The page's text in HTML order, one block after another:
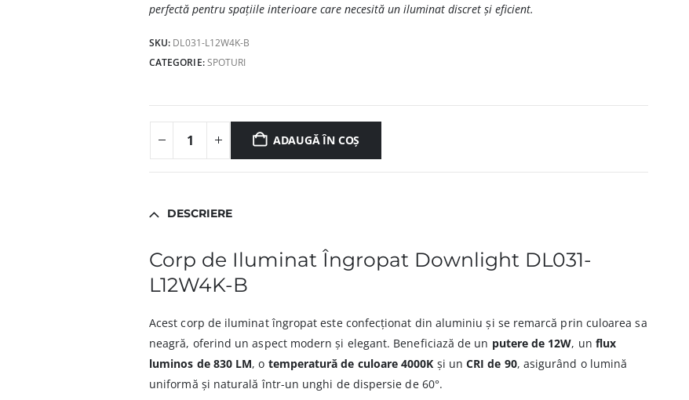
perfectă pentru spațiile interioare care necesită un iluminat discret și eficient.
SKU: DL031-L12W4K-B
CATEGORIE:SPOTURI
ADAUGĂ ÎN COȘ
DESCRIERE
Corp de Iluminat Îngropat Downlight DL031-
L12W4K-B
Acest corp de iluminat îngropat este confecționat din aluminiu și se remarcă prin culoarea sa
neagră, oferind un aspect modern și elegant. Beneficiază de un putere de 12W, un flux
luminos de 830 LM, o temperatură de culoare 4000K și unCRI de 90, asigurând o lumină
uniformă și naturală într-un unghi de dispersie de 60°.